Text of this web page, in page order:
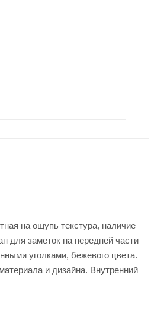
на ощупь текстура, наличие
для заметок на передней части
уголками, бежевого цвета.
и дизайна. Внутренний